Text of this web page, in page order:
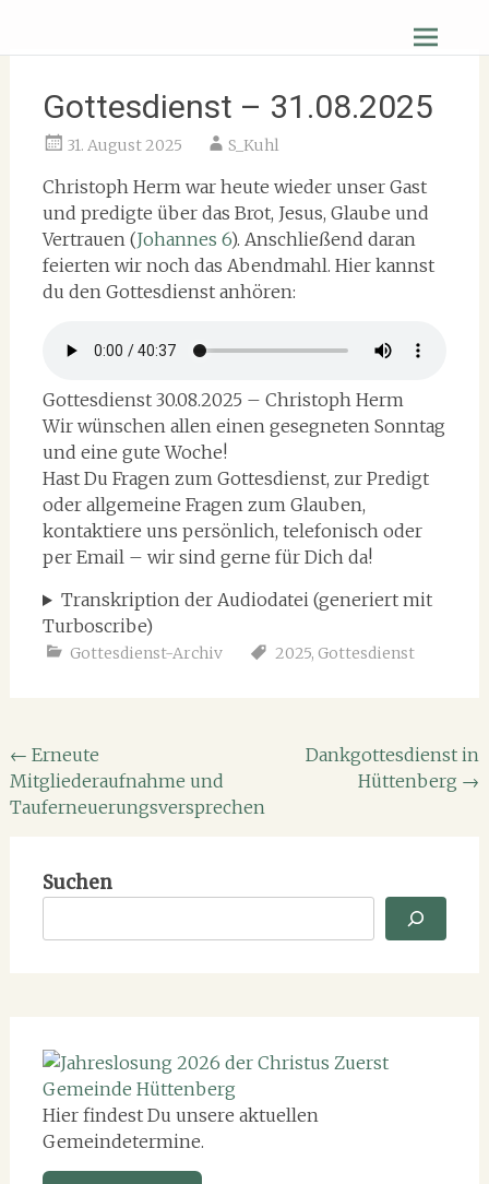
Christus Zuerst Gemeinde Hüttenberg
Gottesdienst – 31.08.2025
31. August 2025 S_Kuhl
Christoph Herm war heute wieder unser Gast
und predigte über das Brot, Jesus, Glaube und
Vertrauen (Johannes 6). Anschließend daran
feierten wir noch das Abendmahl. Hier kannst
du den Gottesdienst anhören:
Gottesdienst 30.08.2025 – Christoph Herm
Wir wünschen allen einen gesegneten Sonntag
und eine gute Woche!
Hast Du Fragen zum Gottesdienst, zur Predigt
oder allgemeine Fragen zum Glauben,
kontaktiere uns persönlich, telefonisch oder
per Email – wir sind gerne für Dich da!
Transkription der Audiodatei (generiert mit
Turboscribe)
Gottesdienst-Archiv 2025, Gottesdienst
Beitragsnavigation
← Erneute
Mitgliederaufnahme und
Tauferneuerungsversprechen
Dankgottesdienst in
Hüttenberg →
Suchen
Hier findest Du unsere aktuellen
Gemeindetermine.